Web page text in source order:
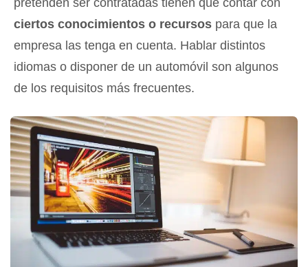
pretenden ser contratadas tienen que contar con
ciertos conocimientos o recursos para que la
empresa las tenga en cuenta. Hablar distintos
idiomas o disponer de un automóvil son algunos
de los requisitos más frecuentes.